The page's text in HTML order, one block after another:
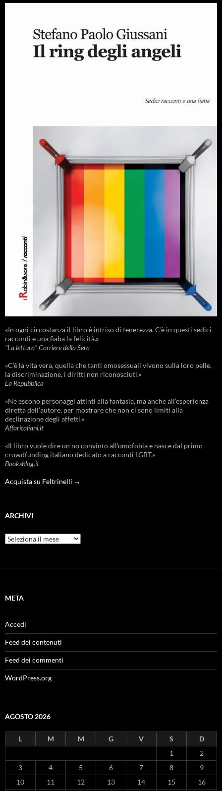
«In ogni circostanza il libro è intriso di tenerezza. C'è in questi sedici
racconti e una fiaba la felicità.»
"La lettura" Corriere della Sera
«C’è la vita vera, quella che tanti omosessuali vivono sulla loro pelle,
la discriminazione, i diritti non riconosciuti.»
La Repubblica
«Ne escono personaggi attinti alla fantasia, ma anche all’esperienza
diretta dell’autore, per mostrare che non ci sono limiti alla
declinazione degli affetti.»
Affaritaliani.it
«Il libro vuole dire un no convinto all’omofobia e nasce dal primo
crowdfunding italiano dedicato a racconti LGBT.»
Booksblog.it
Acquista su Feltrinelli →
ARCHIVI
Archivi
META
Accedi
Feed dei contenuti
Feed dei commenti
WordPress.org
AGOSTO 2026
L M M G V S
D
1
2
3
4 5 6 7 8
9
10
11 12 13 14 15 16